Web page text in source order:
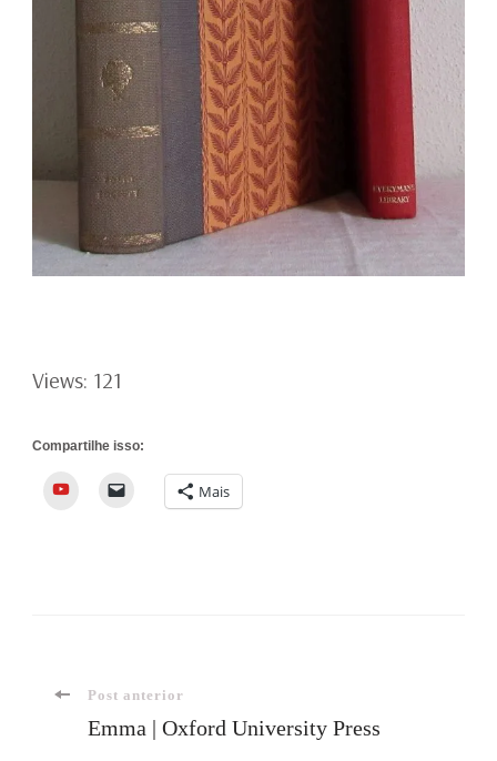
Views: 121
Compartilhe isso:
YouTube Mais
Navegação
Post anterior
Emma | Oxford University Press